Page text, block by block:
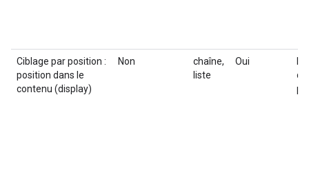
Ciblage par position :
position dans le
contenu (display)
Non
chaîne,
liste
Oui